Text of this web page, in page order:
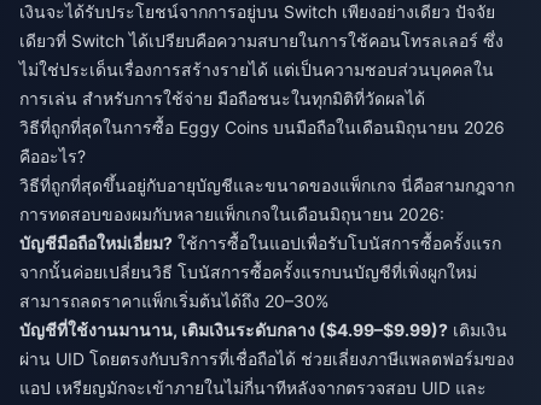
เงินจะได้รับประโยชน์จากการอยู่บน Switch เพียงอย่างเดียว ปัจจัย
เดียวที่ Switch ได้เปรียบคือความสบายในการใช้คอนโทรลเลอร์ ซึ่ง
ไม่ใช่ประเด็นเรื่องการสร้างรายได้ แต่เป็นความชอบส่วนบุคคลใน
การเล่น สำหรับการใช้จ่าย มือถือชนะในทุกมิติที่วัดผลได้
วิธีที่ถูกที่สุดในการซื้อ Eggy Coins บนมือถือในเดือนมิถุนายน 2026
คืออะไร?
วิธีที่ถูกที่สุดขึ้นอยู่กับอายุบัญชีและขนาดของแพ็กเกจ นี่คือสามกฎจาก
การทดสอบของผมกับหลายแพ็กเกจในเดือนมิถุนายน 2026:
บัญชีมือถือใหม่เอี่ยม? ใช้การซื้อในแอปเพื่อรับโบนัสการซื้อครั้งแรก
จากนั้นค่อยเปลี่ยนวิธี โบนัสการซื้อครั้งแรกบนบัญชีที่เพิ่งผูกใหม่
สามารถลดราคาแพ็กเริ่มต้นได้ถึง 20–30%
บัญชีที่ใช้งานมานาน, เติมเงินระดับกลาง ($4.99–$9.99)? เติมเงิน
ผ่าน UID โดยตรงกับบริการที่เชื่อถือได้ ช่วยเลี่ยงภาษีแพลตฟอร์มของ
แอป เหรียญมักจะเข้าภายในไม่กี่นาทีหลังจากตรวจสอบ UID และ